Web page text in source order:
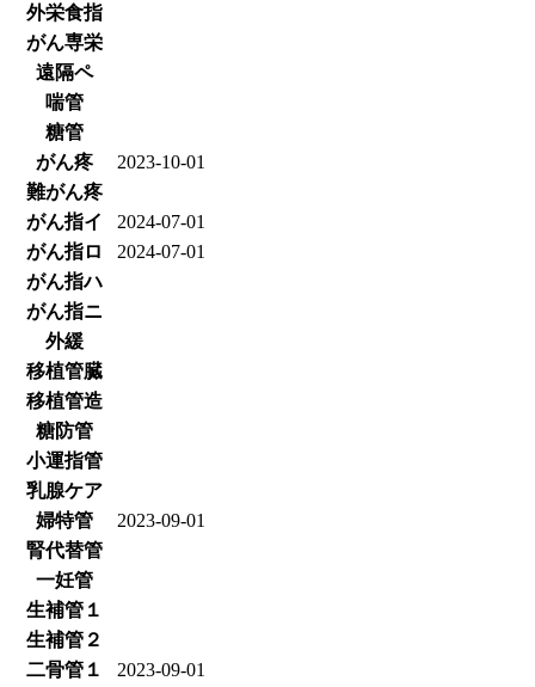
外栄食指
がん専栄
遠隔ペ
喘管
糖管
がん疼
2023-10-01
難がん疼
がん指イ
2024-07-01
がん指ロ
2024-07-01
がん指ハ
がん指ニ
外緩
移植管臓
移植管造
糖防管
小運指管
乳腺ケア
婦特管
2023-09-01
腎代替管
一妊管
生補管１
生補管２
二骨管１
2023-09-01